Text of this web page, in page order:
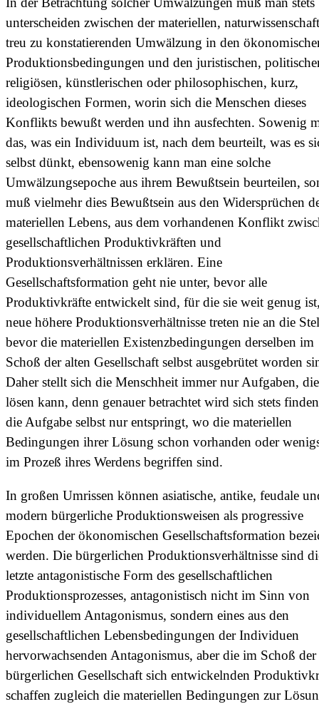
unterscheiden zwischen der materiellen,
treu zu konstatierenden Umwälzung in den
Produktionsbedingungen und den juristischen,
religiösen, künstlerischen oder philosophischen, kurz,
ideologischen Formen, worin sich die Menschen dieses
Konflikts bewußt werden und ihn ausfechten. Sowenig
das, was ein Individuum ist, nach dem beurteilt, was es
selbst dünkt, ebensowenig kann man eine solche
Umwälzungsepoche aus ihrem Bewußtsein beurteilen,
muß vielmehr dies Bewußtsein aus den Widersprüchen
materiellen Lebens, aus dem vorhandenen Konflikt
gesellschaftlichen Produktivkräften und
Produktionsverhältnissen erklären. Eine
Gesellschaftsformation geht nie unter, bevor alle
Produktivkräfte entwickelt sind, für die sie weit genug
neue höhere Produktionsverhältnisse treten nie an die
bevor die materiellen Existenzbedingungen derselben im
Schoß der alten Gesellschaft selbst ausgebrütet worden
Daher stellt sich die Menschheit immer nur Aufgaben,
lösen kann, denn genauer betrachtet wird sich stets
die Aufgabe selbst nur entspringt, wo die materiellen
Bedingungen ihrer Lösung schon vorhanden oder
im Prozeß ihres Werdens begriffen sind.
In großen Umrissen können asiatische, antike, feudale
modern bürgerliche Produktionsweisen als progressive
Epochen der ökonomischen Gesellschaftsformation
werden. Die bürgerlichen Produktionsverhältnisse sind
letzte antagonistische Form des gesellschaftlichen
Produktionsprozesses, antagonistisch nicht im Sinn von
individuellem Antagonismus, sondern eines aus den
gesellschaftlichen Lebensbedingungen der Individuen
hervorwachsenden Antagonismus, aber die im Schoß der
bürgerlichen Gesellschaft sich entwickelnden
schaffen zugleich die materiellen Bedingungen zur